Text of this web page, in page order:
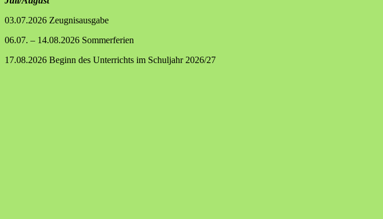
03.07.2026 Zeugnisausgabe
06.07. – 14.08.2026 Sommerferien
17.08.2026 Beginn des Unterrichts im Schuljahr 2026/27